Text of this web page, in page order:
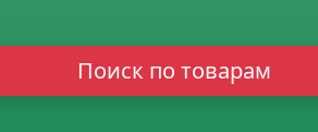
Поиск по товарам